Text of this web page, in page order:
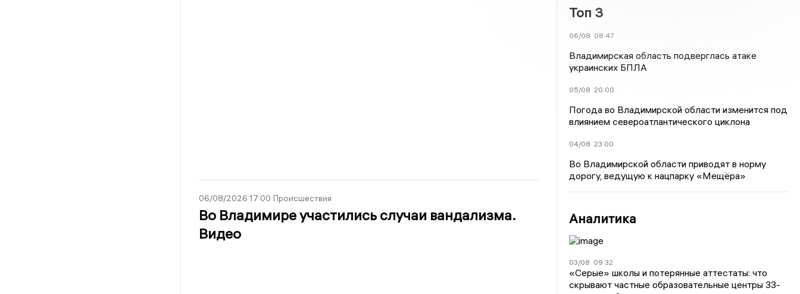
06/08/2026 17:00 Происшествия
Во Владимире участились случаи вандализма.
Видео
Топ 3
06/08 08:47
Владимирская область подверглась атаке
украинских БПЛА
05/08 20:00
Погода во Владимирской области изменится под
влиянием североатлантического циклона
04/08 23:00
Во Владимирской области приводят в норму
дорогу, ведущую к нацпарку «Мещёра»
Аналитика
03/08 09:32
«Серые» школы и потерянные аттестаты: что
скрывают частные образовательные центры 33-